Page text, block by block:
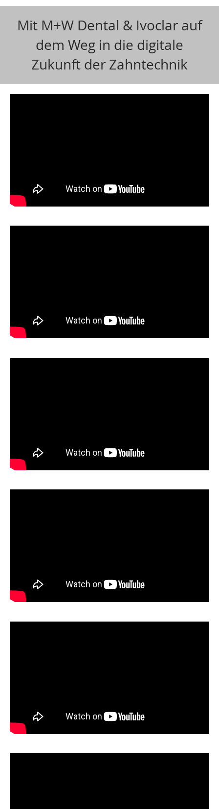
Mit M+W Dental & Ivoclar auf
dem Weg in die digitale
Zukunft der Zahntechnik